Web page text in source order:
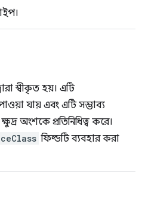
স্বীকৃত হয়। এটি
যায় এবং এটি সম্ভাব্য
অংশকে প্রতিনিধিত্ব করে।
ফিল্ডটি ব্যবহার করা